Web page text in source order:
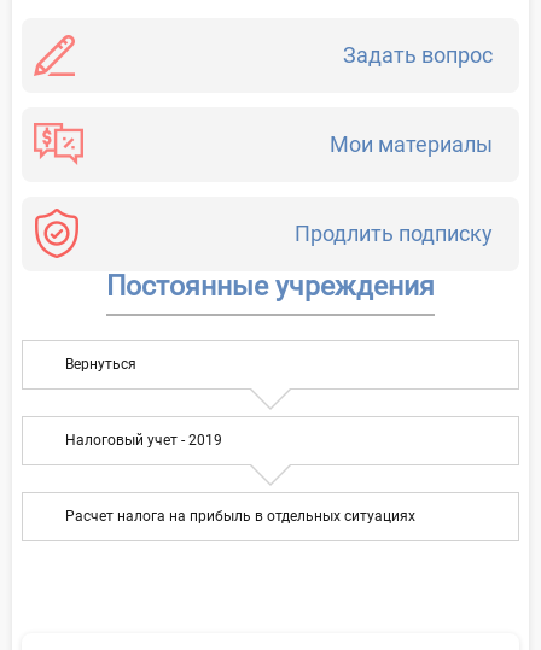
Задать вопрос
Мои материалы
Продлить подписку
Постоянные учреждения
Вернуться
Налоговый учет - 2019
Расчет налога на прибыль в отдельных ситуациях